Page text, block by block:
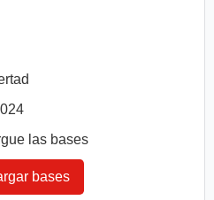
las bases
bases